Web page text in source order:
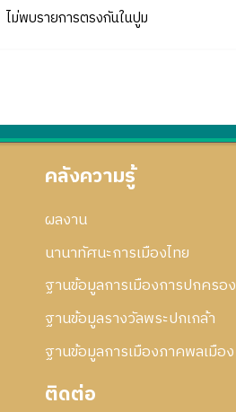
ไม่พบรายการตรงกันในปูม
คลังความรู้
ผลงาน
นานาทัศนะการเมืองไทย
ฐานข้อมูลการเมืองการปกครอง
ฐานข้อมูลรางวัลพระปกเกล้า
ฐานข้อมูลการเมืองภาคพลเมือง
ติดต่อ